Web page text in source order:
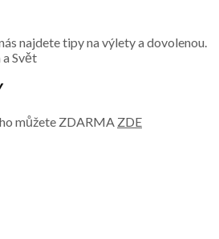
najdete tipy na výlety a dovolenou.
Svět
můžete ZDARMA ZDE